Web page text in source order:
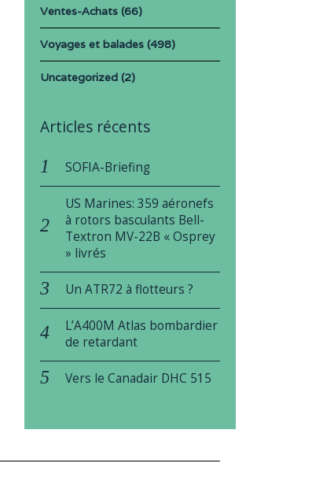
Ventes-Achats(66)
Voyages et balades(498)
Uncategorized(2)
Articles récents
SOFIA-Briefing
US Marines: 359 aéronefs
à rotors basculants Bell-
Textron MV-22B « Osprey
» livrés
Un ATR72 à flotteurs ?
L’A400M Atlas bombardier
de retardant
Vers le Canadair DHC 515